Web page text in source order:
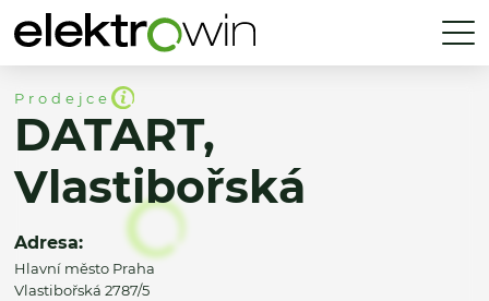
Prodejce
DATART,
Vlastibořská
Adresa:
Hlavní město Praha
Vlastibořská 2787/5